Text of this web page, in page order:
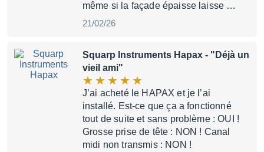
même si la façade épaisse laisse …
21/02/26
Squarp Instruments Hapax - "Déjà un
vieil ami"
J’ai acheté le HAPAX et je l’ai
installé. Est-ce que ça a fonctionné
tout de suite et sans problème : OUI !
Grosse prise de tête : NON ! Canal
midi non transmis : NON !